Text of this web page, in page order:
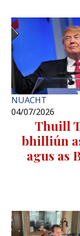
NUACHT
04/07/2026
Thuill
bhilliún
agus as